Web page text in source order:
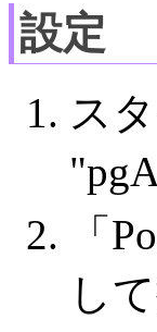
設定
ス
「
し